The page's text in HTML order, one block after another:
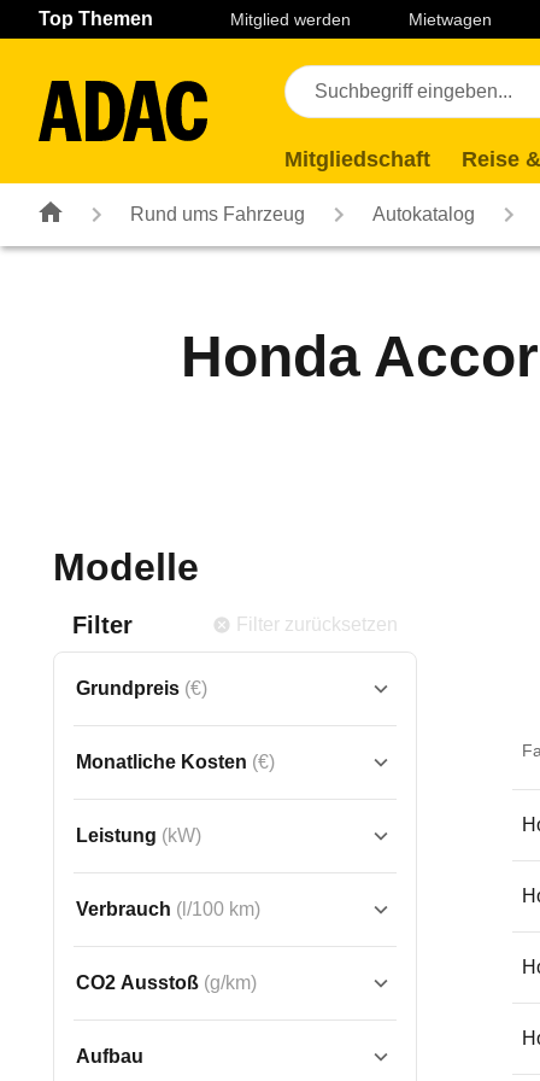
Navigation Seiteninhalt Fußzeile
Top Themen Mitglied werden Mietwagen
Mitgliedschaft Reise
Rund ums Fahrzeug Autokatalog
Honda
Modelle
Filter Filter zurücksetzen
Grundpreis (€)
Monatliche Kosten (€)
Leistung (kW)
Verbrauch (l/100 km)
CO2 Ausstoß (g/km)
Aufbau